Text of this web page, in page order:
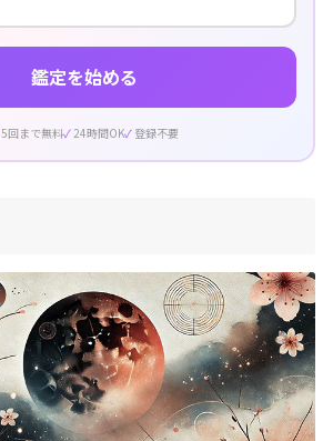
鑑定を始める
5回まで無料 24時間OK 登録不要